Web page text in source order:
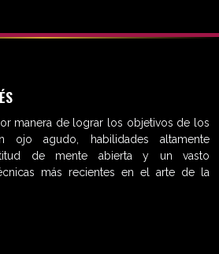
manera de lograr los objetivos de los
ojo agudo, habilidades altamente
de mente abierta y un vasto
más recientes en el arte de la